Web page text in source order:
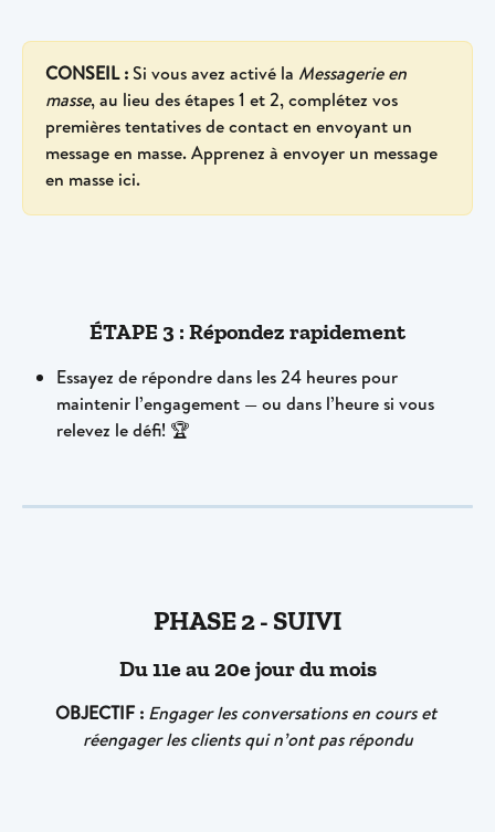
CONSEIL : Si vous avez activé la Messagerie en
masse, au lieu des étapes 1 et 2, complétez vos
premières tentatives de contact en envoyant un
message en masse. Apprenez à envoyer un message
en masse ici.
ÉTAPE 3 : Répondez rapidement
Essayez de répondre dans les 24 heures pour
maintenir l’engagement — ou dans l’heure si vous
relevez le défi! 🏆
PHASE 2 - SUIVI
Du 11e au 20e jour du mois
OBJECTIF : Engager les conversations en cours et
réengager les clients qui n’ont pas répondu